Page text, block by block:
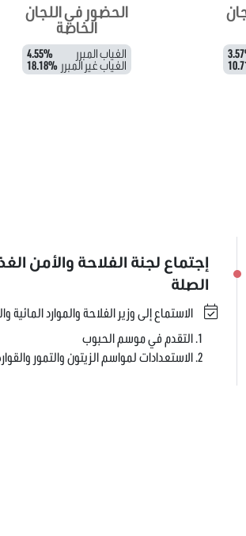
الحضور في اللجان
الخاصة
الغياب المبرر 4.55%
الغياب غير المبرر 18.18%
إجتماع لجنة الفلاحة والأمن
الصلة
الاستماع إلى وزير الفلاحة والموارد المائية
التقدم في موسم الحبوب
الاستعدادات لمواسم الزيتون والتمور